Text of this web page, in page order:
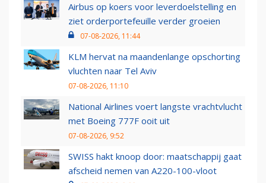
Airbus op koers voor leverdoelstelling en
ziet orderportefeuille verder groeien
07-08-2026, 11:44
KLM hervat na maandenlange opschorting
vluchten naar Tel Aviv
07-08-2026, 11:10
National Airlines voert langste vrachtvlucht
met Boeing 777F ooit uit
07-08-2026, 9:52
SWISS hakt knoop door: maatschappij gaat
afscheid nemen van A220-100-vloot